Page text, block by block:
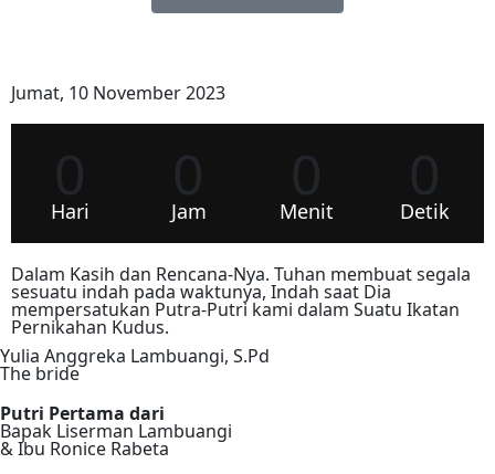
Jumat, 10 November 2023
0
Hari 0
Jam 0
Menit 0
Detik
Dalam Kasih dan Rencana-Nya. Tuhan membuat segala
sesuatu indah pada waktunya, Indah saat Dia
mempersatukan Putra-Putri kami dalam Suatu Ikatan
Pernikahan Kudus.
Yulia Anggreka Lambuangi, S.Pd
The bride
Putri Pertama dari
Bapak Liserman Lambuangi
& Ibu Ronice Rabeta